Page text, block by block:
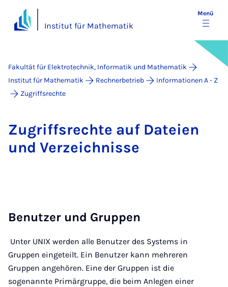
Institut für Mathematik
Menü
Fakultät für Elektrotechnik, Informatik und Mathematik
Institut für Mathematik
Rechnerbetrieb
Informationen A - Z
Zugriffsrechte
Zu­griffs­rech­te auf Da­tei­en
und Ver­zeich­nis­se
Benutzer und Gruppen
Unter UNIX werden alle Benutzer des Systems in
Gruppen eingeteilt. Ein Benutzer kann mehreren
Gruppen angehören. Eine der Gruppen ist die
sogenannte Primärgruppe, die beim Anlegen einer